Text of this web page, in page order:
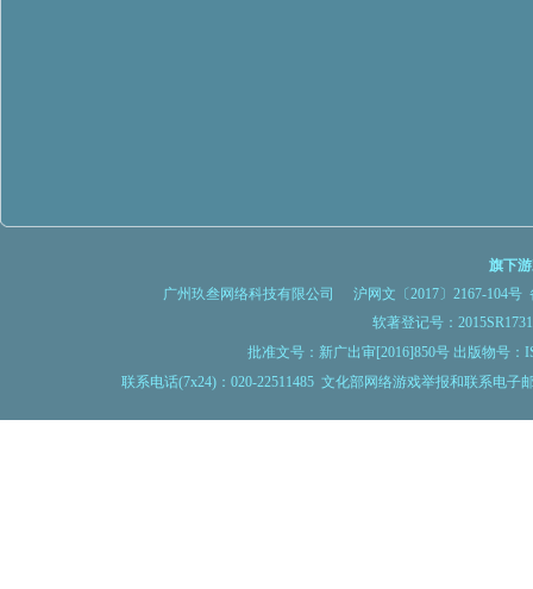
旗下
广州玖叁网络科技有限公司
沪网文〔2017〕2167-104号
软著登记号：
批准文号：新广出审[2016]850号 出版物号：
联系电话(7x24)：020-22511485 文化部网络游戏举报和联系电